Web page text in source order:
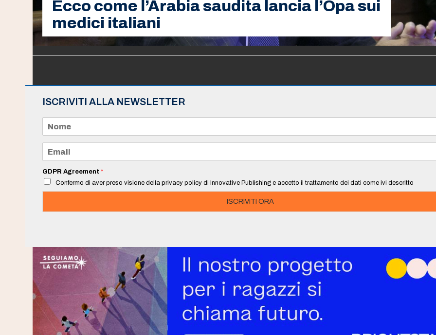
Ecco come l’Arabia saudita lancia l’Opa sui
medici italiani
ISCRIVITI ALLA NEWSLETTER
m
e
a
i
*
GDPR Agreement *
Confermo di aver preso visione della privacy policy di Innovative Publishing e accetto il trattamento dei dati come ivi descritto
ISCRIVITI ORA